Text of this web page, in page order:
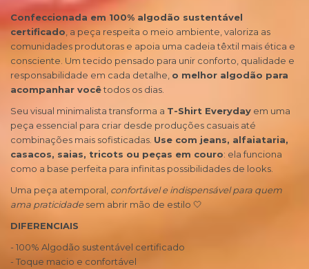
Confeccionada em 100% algodão sustentável
certificado , a peça respeita o meio ambiente, valoriza as
comunidades produtoras e apoia uma cadeia têxtil mais ética e
consciente. Um tecido pensado para unir conforto, qualidade e
responsabilidade em cada detalhe, o melhor algodão para
acompanhar vocêtodos os dias.
Seu visual minimalista transforma a T-Shirt Everyday em uma
peça essencial para criar desde produções casuais até
combinações mais sofisticadas. Use com jeans, alfaiataria,
casacos, saias, tricots ou peças em couro: ela funciona
como a base perfeita para infinitas possibilidades de looks.
Uma peça atemporal, confortável e indispensável para quem
ama praticidadesem abrir mão de estilo 🤍
DIFERENCIAIS
- 100% Algodão sustentável certificado
- Toque macio e confortável